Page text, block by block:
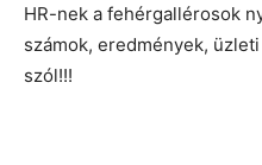
HR-nek a fehérgallérosok
számok, eredmények,
szól!!!